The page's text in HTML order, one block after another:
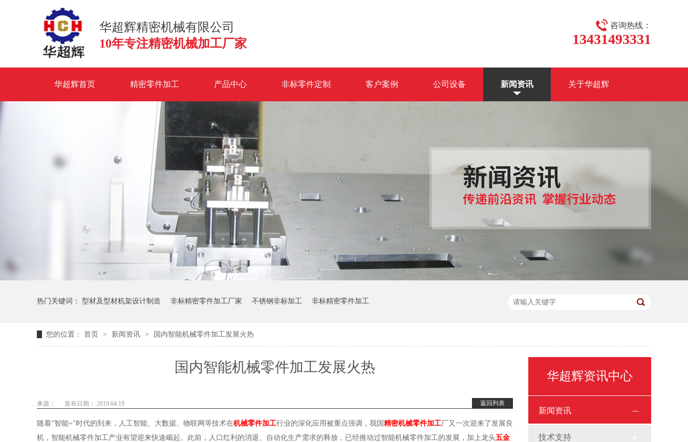
咨询热线：
13431493331
华超辉精密机械有限公司
10年专注精密机械加工厂家
华超辉首页 精密零件加工 产品中心 非标零件定制 客户案例 公司设备 新闻资讯 关于华超辉
热门关键词： 型材及型材机架设计制造 非标精密零件加工厂家 不锈钢非标加工 非标精密零件加工
您的位置： 首页 > 新闻资讯 > 国内智能机械零件加工发展火热
国内智能机械零件加工发展火热
返回列表
来源： 发布日期： 2019.04.19
随着“智能+”时代的到来，人工智能、大数据、物联网等技术在机械零件加工行业的深化应用被重点强调，我国 精密机械零件加工厂又一次迎来了发展良
机，智能机械零件加工产业有望迎来快速崛起。此前，人口红利的消退、自动化生产需求的释放，已经推动过智能机械零件加工的发展，加上龙头五金
华超辉资讯中心
新闻资讯
技术支持